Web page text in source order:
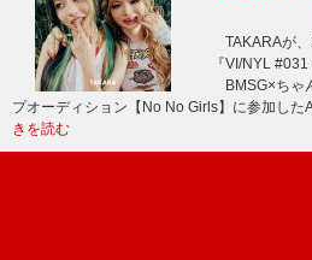
TAKARAが
『VI/NYL
BMSG×ちゃ
プオーディション【No No Girls】に参加し
きを読む